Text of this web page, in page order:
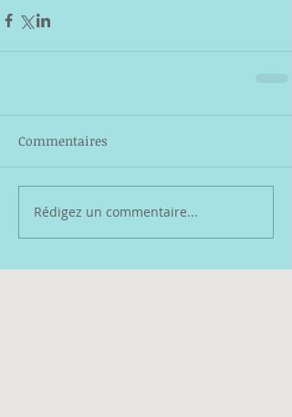
Commentaires
Rédigez un commentaire...